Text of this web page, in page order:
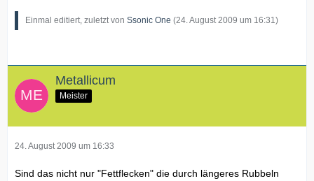
Einmal editiert, zuletzt von Ssonic One (24. August 2009 um 16:31 )
Metallicum
Meister
24. August 2009 um 16:33
Sind das nicht nur "Fettflecken" die durch längeres Rubbeln